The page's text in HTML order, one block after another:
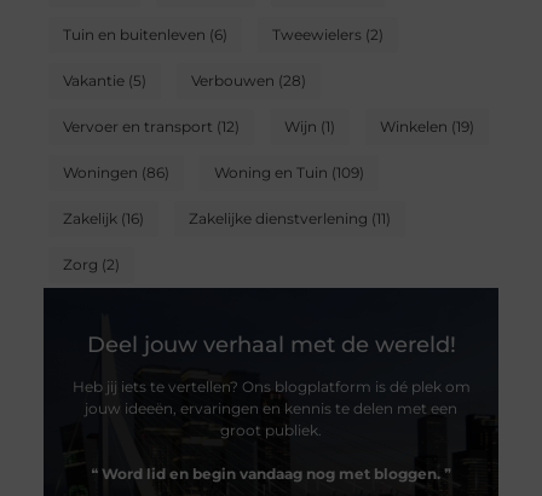
Tuin en buitenleven (6) Tweewielers(2)
Vakantie(5) Verbouwen (28)
Vervoer en transport (12) Wijn (1) Winkelen (19)
Woningen (86) Woning en Tuin (109)
Zakelijk(16) Zakelijke dienstverlening (11)
Zorg (2)
Deel jouw verhaal met de wereld!
Heb jij iets te vertellen? Ons blogplatform is dé plek om
jouw ideeën, ervaringen en kennis te delen met een
groot publiek.
❝ Word lid en begin vandaag nog met bloggen. ❞